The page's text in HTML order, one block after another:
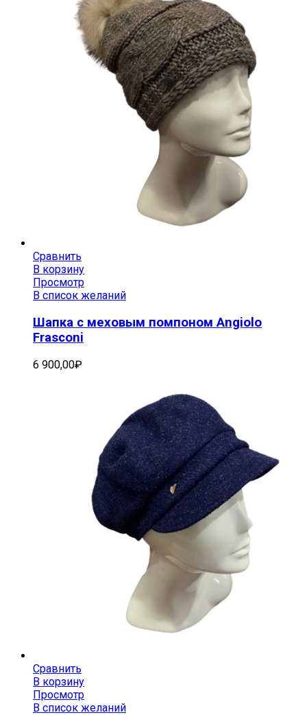
Сравнить
В корзину
Просмотр
В список желаний
Шапка с меховым помпоном Angiolo
Frasconi
6 900,00₽
Сравнить
В корзину
Просмотр
В список желаний